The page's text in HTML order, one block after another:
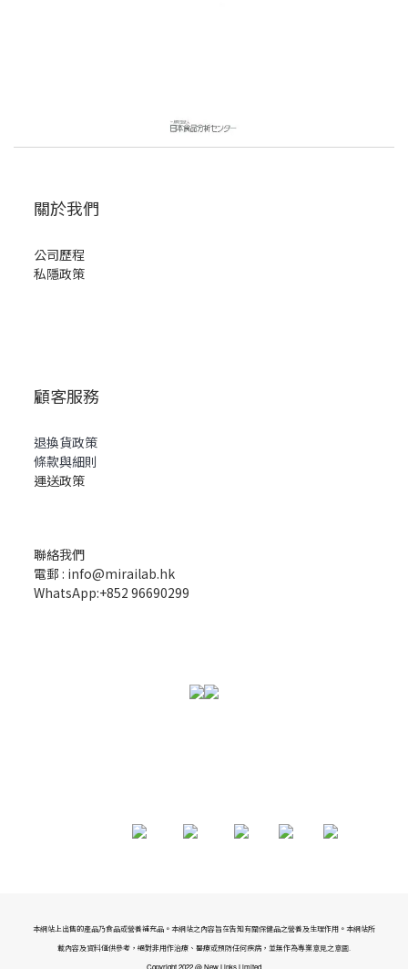
關於我們
公司歷程
私隱政策
顧客服務
退換貨政策
條款與細則
運送政策
聯絡我們
電郵 : info@mirailab.hk
WhatsApp:+852 96690299
本網站上出售的產品乃食品或營養補充品。本網站之內容旨在告知有關保健品之營養及生理作用。本網站所
載內容及資料僅供參考，絕對非用作治療、醫療或預防任何疾病，並無作為專業意見之意圖.
Copyright 2022 @ New Links Limited